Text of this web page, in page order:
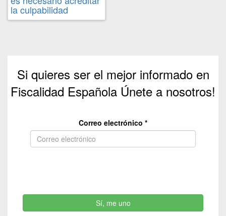
la culpabilidad
Si quieres ser el mejor informado en
Fiscalidad Española Únete a nosotros!
Correo electrónico *
Sí, me uno